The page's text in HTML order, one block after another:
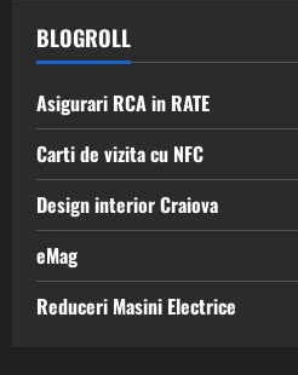
BLOGROLL
Asigurari RCA in RATE
Carti de vizita cu NFC
Design interior Craiova
eMag
Reduceri Masini Electrice